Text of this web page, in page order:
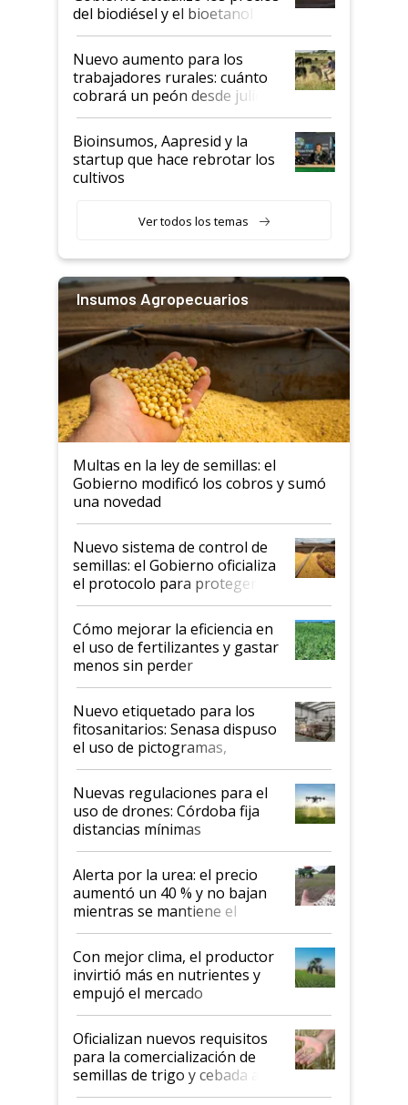
prácticos
del biodiésel y el bioetanol
Nuevo aumento para los
trabajadores rurales: cuánto
cobrará un peón desde julio
Bioinsumos, Aapresid y la
startup que hace rebrotar los
cultivos
Ver todos los temas
Insumos Agropecuarios
Multas en la ley de semillas: el
Gobierno modificó los cobros y sumó
una novedad
Nuevo sistema de control de
semillas: el Gobierno oficializa
el protocolo para proteger la
propiedad intelectual
Cómo mejorar la eficiencia en
el uso de fertilizantes y gastar
menos sin perder
productividad en la campaña
fina
Nuevo etiquetado para los
fitosanitarios: Senasa dispuso
el uso de pictogramas,
palabras de advertencia e
indicaciones
Nuevas regulaciones para el
uso de drones: Córdoba fija
distancias mínimas
Alerta por la urea: el precio
aumentó un 40 % y no bajan
mientras se mantiene el
conflicto en Medio Oriente
Con mejor clima, el productor
invirtió más en nutrientes y
empujó el mercado
Oficializan nuevos requisitos
para la comercialización de
semillas de trigo y cebada a
granel